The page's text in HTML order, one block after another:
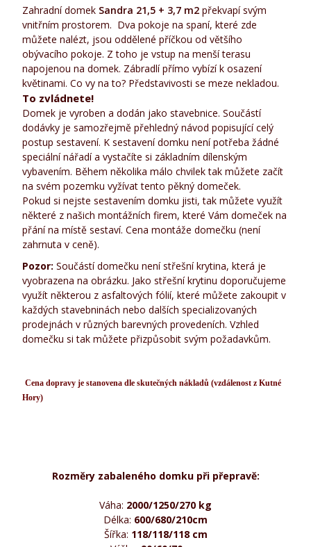
Zahradní domek Sandra 21,5 + 3,7 m2překvapí svým
vnitřním prostorem. Dva pokoje na spaní, které zde
můžete nalézt, jsou oddělené příčkou od většího
obývacího pokoje. Z toho je vstup na menší terasu
napojenou na domek. Zábradlí přímo vybízí k osazení
květinami. Co vy na to? Představivosti se meze nekladou.
To zvládnete!
Domek je vyroben a dodán jako stavebnice. Součástí
dodávky je samozřejmě přehledný návod popisující celý
postup sestavení. K sestavení domku není potřeba žádné
speciální nářadí a vystačíte si základním dílenským
vybavením. Během několika málo chvilek tak můžete začít
na svém pozemku vyžívat tento pěkný domeček.
Pokud si nejste sestavením domku jisti, tak můžete využít
některé z našich montážních firem, které Vám domeček na
přání na místě sestaví. Cena montáže domečku (není
zahrnuta v ceně).
Pozor: Součástí domečku není střešní krytina, která je
vyobrazena na obrázku. Jako střešní krytinu doporučujeme
využít některou z asfaltových fólií, které můžete zakoupit v
každých stavebninách nebo dalších specializovaných
prodejnách v různých barevných provedeních. Vzhled
domečku si tak můžete přizpůsobit svým požadavkům.
Cena dopravy je stanovena dle skutečných nákladů (vzdálenost z Kutné
Hory)
Rozměry zabaleného domku při přepravě:
Váha: 2000/1250/270 kg
Délka: 600/680/210cm
Šířka: 118/118/118cm